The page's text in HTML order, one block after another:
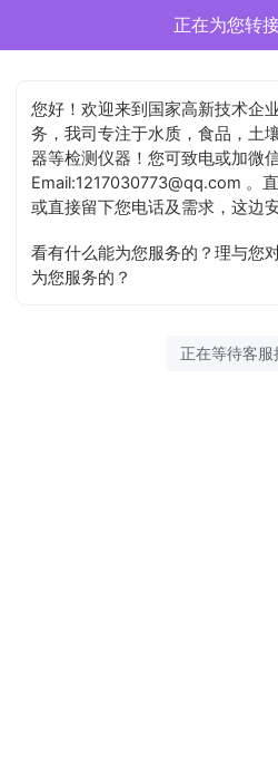
戴灜正在
您好！欢迎来到国家高新技术企
务，我司专注于水质，食品，土
器等检测仪器！您可致电或加微
Email:1217030773@qq.com 。
或直接留下您电话及需求，这边
看有什么能为您服务的？理与您对
为您服务的？
2026-08-08